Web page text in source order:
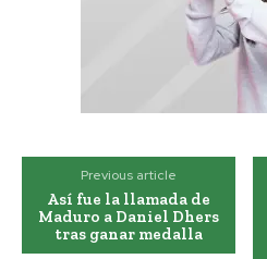
Previous article
Así fue la llamada de
Maduro a Daniel Dhers
tras ganar medalla